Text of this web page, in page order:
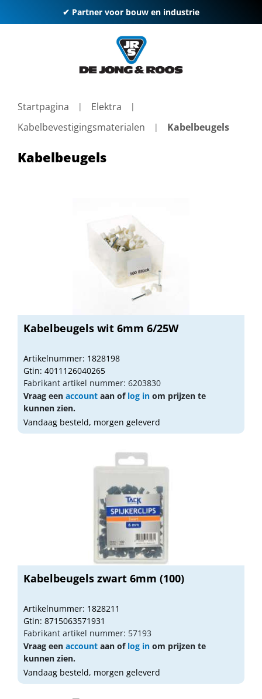
✔ Partner voor bouw en industrie
Startpagina
Elektra
Kabelbevestigingsmaterialen
Kabelbeugels
Kabelbeugels
Kabelbeugels wit 6mm 6/25W
Artikelnummer: 1828198
Gtin: 4011126040265
Fabrikant artikel nummer: 6203830
Vraag een account aan of log in om prijzen te
kunnen zien.
Vandaag besteld, morgen geleverd
Kabelbeugels zwart 6mm (100)
Artikelnummer: 1828211
Gtin: 8715063571931
Fabrikant artikel nummer: 57193
Vraag een account aan of log in om prijzen te
kunnen zien.
Vandaag besteld, morgen geleverd